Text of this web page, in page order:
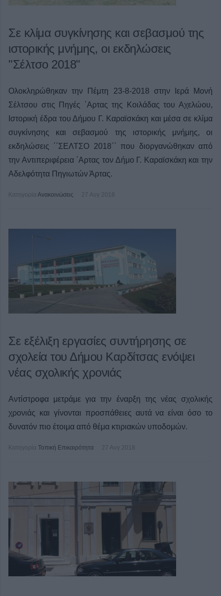
Σε κλίμα συγκίνησης και σεβασμού της
ιστορικής μνήμης, οι εκδηλώσεις
"Σέλτσο 2018"
Ολοκληρώθηκαν την Πέμτη 23-8-2018 στην Ιερά Μονή
Σέλτσου στις Πηγές ΄Αρτας της Κοιλάδας του Αχελώου,
Ιστορική έδρα του Δήμου Γ. Καραϊσκάκη και μέσα σε κλίμα
συγκίνησης και σεβασμού της ιστορικής μνήμης, οι
εκδηλώσεις ΄΄ΣΕΛΤΣΟ 2018΄΄ που διοργανώθηκαν από
την Αντιπεριφέρεια ΄Αρτας τον Δήμο Γ. Καραϊσκάκη και την
Αδελφότητα Πηγιωτών Άρτας.
Κατηγορία Ανακοινώσεις 27 Αυγ 2018
Σε εξέλιξη εργασίες συντήρησης σε
σχολεία του Δήμου Καρδίτσας ενόψει
νέας σχολικής χρονιάς
Αντίστροφα μετράμε για την έναρξη της νέας σχολικής
χρονιάς και γίνονται προσπάθειες αυτά να είναι όσο το
δυνατόν πιο έτοιμα από θέμα κτιριακών υποδομών.
Κατηγορία Τοπική Επικαιρότητα 27 Αυγ 2018